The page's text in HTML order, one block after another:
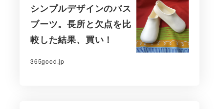
シンプルデザインのバス
ブーツ。長所と欠点を比
較した結果、買い！
365good.jp